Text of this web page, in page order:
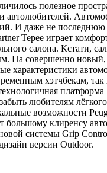
полезное
автолюбителей.
И даже не последнюю
Tepee играет
салона. Кстати,
На совершенно новый,
характеристики
хэтчбекам, так
любителям
возможности
большому клиренсу
системы Grip
версии Outdoor.